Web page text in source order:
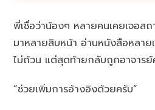
พี่เชื่อว่าน้องๆ หลายคนเคยเจอส
มาหลายสิบหน้า อ่านหนังสือหลาย
ไม่ถ้วน แต่สุดท้ายกลับถูกอาจาร
“ช่วยเพิ่มการอ้างอิงด้วยครับ”